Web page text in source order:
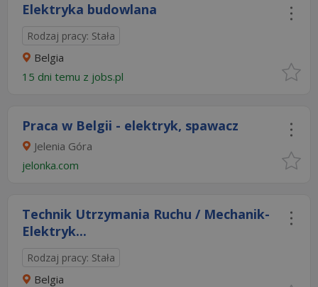
Elektryka budowlana
Rodzaj pracy: Stała
Belgia
15 dni temu z jobs.pl
Praca w Belgii - elektryk, spawacz
Jelenia Góra
jelonka.com
Technik Utrzymania Ruchu / Mechanik-
Elektryk...
Rodzaj pracy: Stała
Belgia